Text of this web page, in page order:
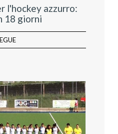
l'hockey azzurro:
18 giorni